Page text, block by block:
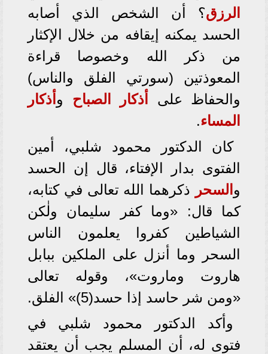
الرزق؟ أن الشخص الذي أصابه
الحسد يمكنه إيقافه من خلال الإكثار
من ذكر الله وخصوصا قراءة
المعوذتين (سورتي الفلق والناس)
والحفاظ على
أذكار الصباح و أذكار
المساء.
كان الدكتور محمود شلبي، أمين
الفتوى بدار الإفتاء، قال إن الحسد
و السحر ذكرهما الله تعالى في كتابه،
كما قال: «وما كفر سليمان ولٰكن
الشياطين كفروا يعلمون الناس
السحر وما أنزل على الملكين ببابل
هاروت وماروت»، وقوله تعالى
«ومن شر حاسد إذا حسد(5)» الفلق.
وأكد الدكتور محمود شلبي في
فتوى له، أن المسلم يجب أن يعتقد